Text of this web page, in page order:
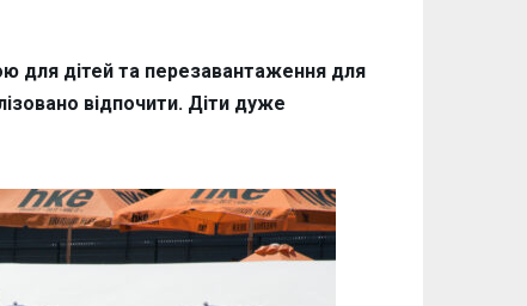
для дітей та перезавантаження для
відпочити. Діти дуже